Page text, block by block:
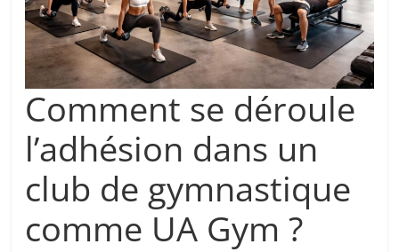
Comment se déroule
l’adhésion dans un
club de gymnastique
comme UA Gym ?